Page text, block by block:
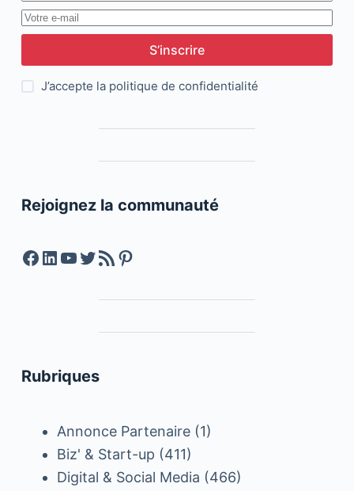
S’inscrire
J’accepte la politique de confidentialité
Rejoignez la communauté
Facebook
LinkedIn
YouTube
Twitter
Feed RSSPinterest
Rubriques
Annonce Partenaire(1)
Biz' & Start-up (411)
Digital & Social Media (466)